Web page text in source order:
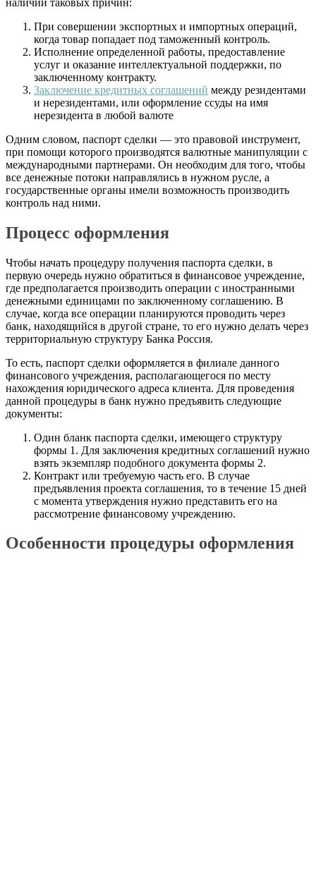
При совершении экспортных и импортных операций,
когда товар попадает под таможенный контроль.
Исполнение определенной работы, предоставление
услуг и оказание интеллектуальной поддержки, по
заключенному контракту.
Заключение кредитных соглашений между резидентами
и нерезидентами, или оформление ссуды на имя
нерезидента в любой валюте
Одним словом, паспорт сделки — это правовой инструмент,
при помощи которого производятся валютные манипуляции с
международными партнерами. Он необходим для того, чтобы
все денежные потоки направлялись в нужном русле, а
государственные органы имели возможность производить
контроль над ними.
Процесс оформления
Чтобы начать процедуру получения паспорта сделки, в
первую очередь нужно обратиться в финансовое учреждение,
где предполагается производить операции с иностранными
денежными единицами по заключенному соглашению. В
случае, когда все операции планируются проводить через
банк, находящийся в другой стране, то его нужно делать через
территориальную структуру Банка Россия.
То есть, паспорт сделки оформляется в филиале данного
финансового учреждения, располагающегося по месту
нахождения юридического адреса клиента. Для проведения
данной процедуры в банк нужно предъявить следующие
документы:
Один бланк паспорта сделки, имеющего структуру
формы 1. Для заключения кредитных соглашений нужно
взять экземпляр подобного документа формы 2.
Контракт или требуемую часть его. В случае
предъявления проекта соглашения, то в течение 15 дней
с момента утверждения нужно представить его на
рассмотрение финансовому учреждению.
Особенности процедуры оформления